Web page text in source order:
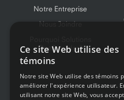
Notre Entreprise
Nous Joindre
OneProvider?
Ce site Web utilise des
témoins
Notre site Web utilise des témoins
améliorer l'expérience utilisateur.
utilisant notre site Web, vous